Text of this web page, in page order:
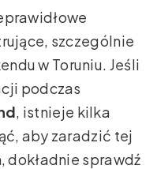
szczególnie
w Toruniu. Jeśli
podczas
, istnieje kilka
aby zaradzić tej
dokładnie sprawdź